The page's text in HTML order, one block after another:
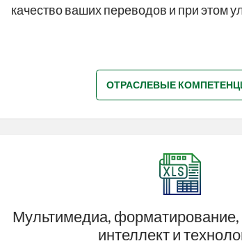
качество ваших переводов и при этом
ОТРАСЛЕВЫЕ
Мультимедиа, форматирование,
интеллект и